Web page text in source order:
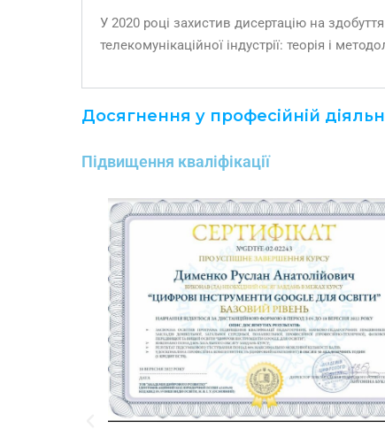
У 2020 році захистив дисертацію на
телекомунікаційної індустрії: теорія і
Досягнення у професійній
Підвищення кваліфікації